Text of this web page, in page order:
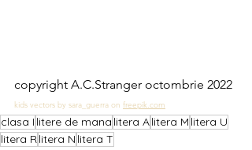
copyright A.C.Stranger octombrie 2022
kids vectors by sara_guerra on freepik.com
clasa I litere de mana litera Alitera M litera U
litera Rlitera N litera T